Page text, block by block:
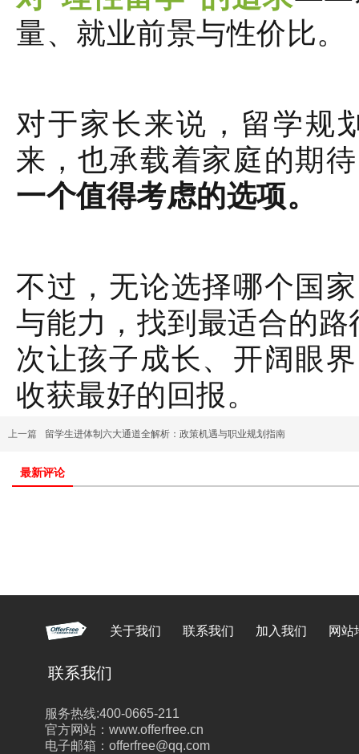
量、就业前景与性价比。
对于家长来说，留学规
来，也承载着家庭的期
一个值得考虑的选项。
不过，无论选择哪个国
与能力，找到最适合的
次让孩子成长、开阔眼
收获最好的回报。
上一篇 留学生进体制六大通道全解析：政策机遇与职业规划指南
最新评论
关于我们 联系我们 加入我们 网站
服务热线:400-0665-211
官方网站：www.offerfree.cn
电子邮箱：offerfree@qq.com
联系我们